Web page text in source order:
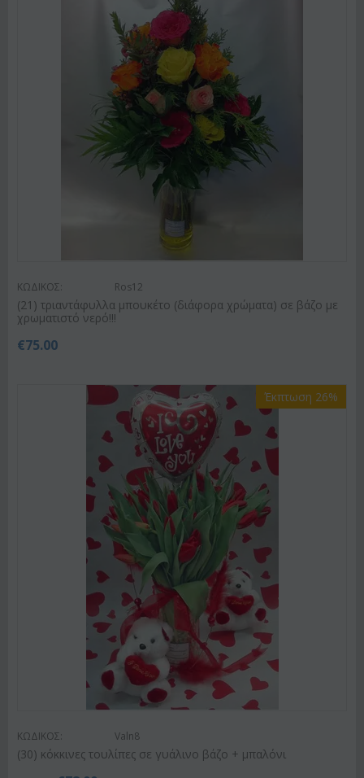
ΚΩΔΙΚΟΣ: Ros12
(21) τριαντάφυλλα μπουκέτο (διάφορα χρώματα) σε βάζο με
χρωματιστό νερό!!!
€75.00
Έκπτωση 26%
ΚΩΔΙΚΟΣ: Valn8
(30) κόκκινες τουλίπες σε γυάλινο βάζο + μπαλόνι